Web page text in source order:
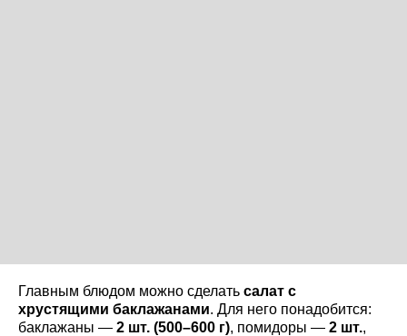
Главным блюдом можно сделать салат с
хрустящими баклажанами. Для него понадобится:
баклажаны — 2 шт. (500–600 г), помидоры — 2 шт.,